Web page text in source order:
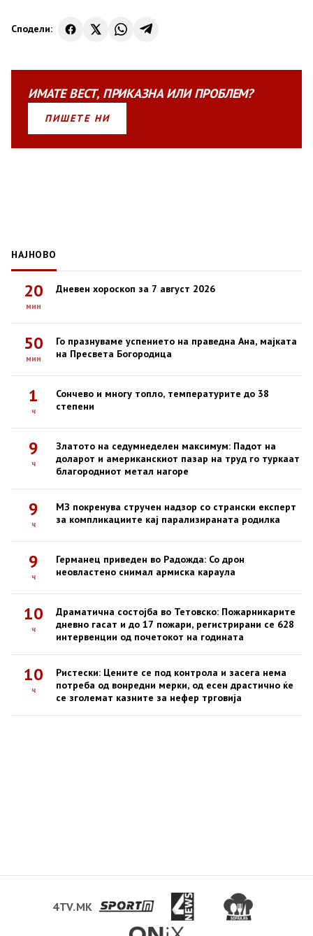
Сподели:
ИМАТЕВЕСТ, ПРИКАЗНАИЛИПРОБЛЕМ?
ПИШЕТЕ НИ
НАЈНОВО
20
мин
Дневен хороскоп за 7 август 2026
50
мин
Го празнуваме успението на праведна Ана, мајката
на Пресвета Богородица
1
ч
Сончево и многу топло, температурите до 38
степени
9
ч
Златото на седумнеделен максимум: Падот на
доларот и американскиот пазар на труд го туркаат
благородниот метал нагоре
9
ч
МЗ покренува стручен надзор со странски експерт
за компликациите кај парализираната родилка
9
ч
Германец приведен во Радожда: Со дрон
неовластено снимал армиска караула
10
ч
Драматична состојба во Тетовско: Пожарникарите
дневно гасат и до 17 пожари, регистрирани се 628
интервенции од почетокот на годината
10
ч
Ристески: Цените се под контрола и засега нема
потреба од вонредни мерки, од есен драстично ќе
се зголемат казните за нефер трговија
4TV.MK